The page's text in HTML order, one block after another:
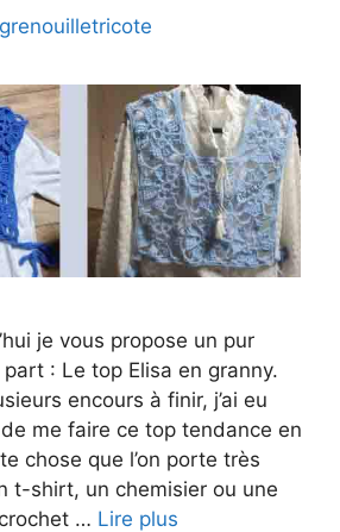
grenouilletricote
je vous propose un pur
: Le top Elisa en granny.
encours à finir, j’ai eu
de me faire ce top tendance en
chose que l’on porte très
t-shirt, un chemisier ou une
… Lire plus